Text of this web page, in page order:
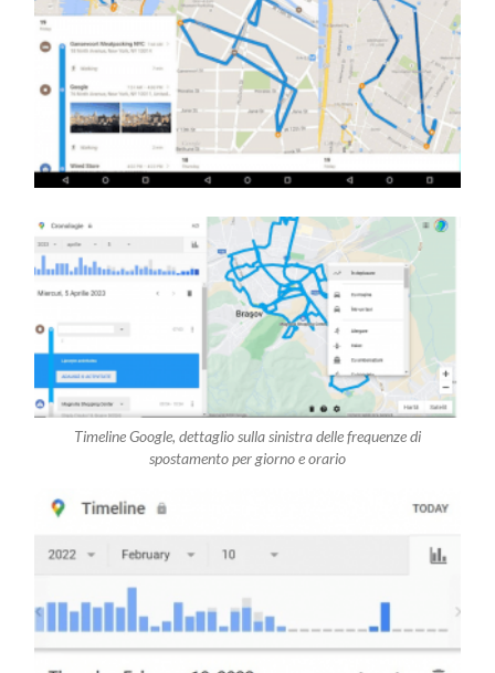
Timeline Google, dettaglio sulla sinistra delle frequenze di
spostamento per giorno e orario